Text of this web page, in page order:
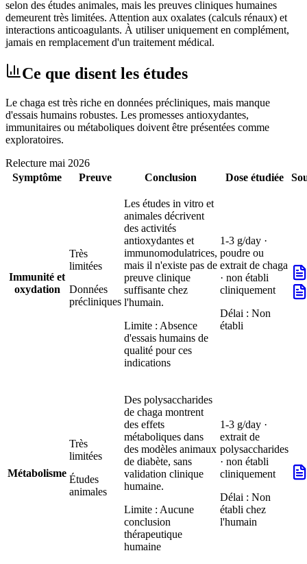
selon des études animales, mais les preuves cliniques humaines
demeurent très limitées. Attention aux oxalates (calculs rénaux) et
interactions anticoagulants. À utiliser uniquement en complément,
jamais en remplacement d'un traitement médical.
Ce que disent les études
Le chaga est très riche en données précliniques, mais manque
d'essais humains robustes. Les promesses antioxydantes,
immunitaires ou métaboliques doivent être présentées comme
exploratoires.
Relecture mai 2026
Symptôme
Preuve Conclusion Dose étudiée
Immunité et
oxydation
Très
limitées
Données
précliniques
Les études in vitro et
animales décrivent
des activités
antioxydantes et
immunomodulatrices,
mais il n'existe pas de
preuve clinique
suffisante chez
l'humain.
Limite : Absence
d'essais humains de
qualité pour ces
indications
1-3 g/day ·
poudre ou
extrait de chaga
· non établi
cliniquement
Délai : Non
établi
Métabolisme
Très
limitées
Études
animales
Des polysaccharides
de chaga montrent
des effets
métaboliques dans
des modèles animaux
de diabète, sans
validation clinique
humaine.
Limite : Aucune
conclusion
thérapeutique
humaine
1-3 g/day ·
extrait de
polysaccharides
· non établi
cliniquement
Délai : Non
établi chez
l'humain